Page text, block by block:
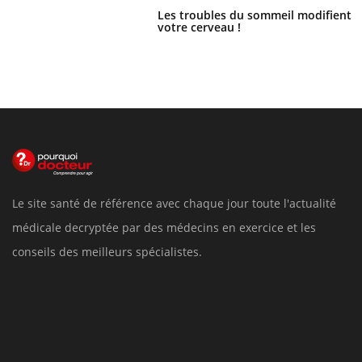
Les troubles du sommeil modifient
votre cerveau !
Le site santé de référence avec chaque jour toute l'actualité
médicale decryptée par des médecins en exercice et les
conseils des meilleurs spécialistes.